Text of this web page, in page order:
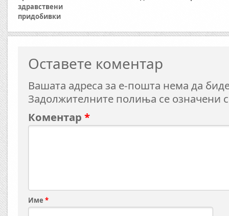
здравствени
придобивки
Оставете коментар
Вашата адреса за е-пошта нема да
Задолжителните полиња се означени
Коментар *
Име *